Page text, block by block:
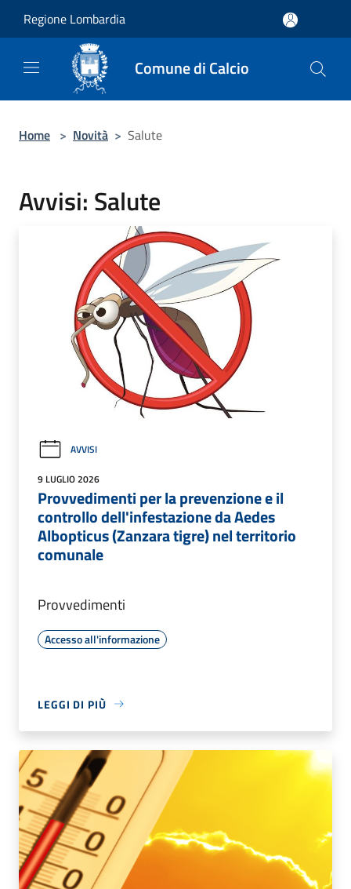
Regione Lombardia
Comune di Calcio
Home > Novità > Salute
Avvisi: Salute
AVVISI
9 LUGLIO 2026
Provvedimenti per la prevenzione e il
controllo dell'infestazione da Aedes
Albopticus (Zanzara tigre) nel territorio
comunale
Provvedimenti
Accesso all'informazione
LEGGI DI PIÙ